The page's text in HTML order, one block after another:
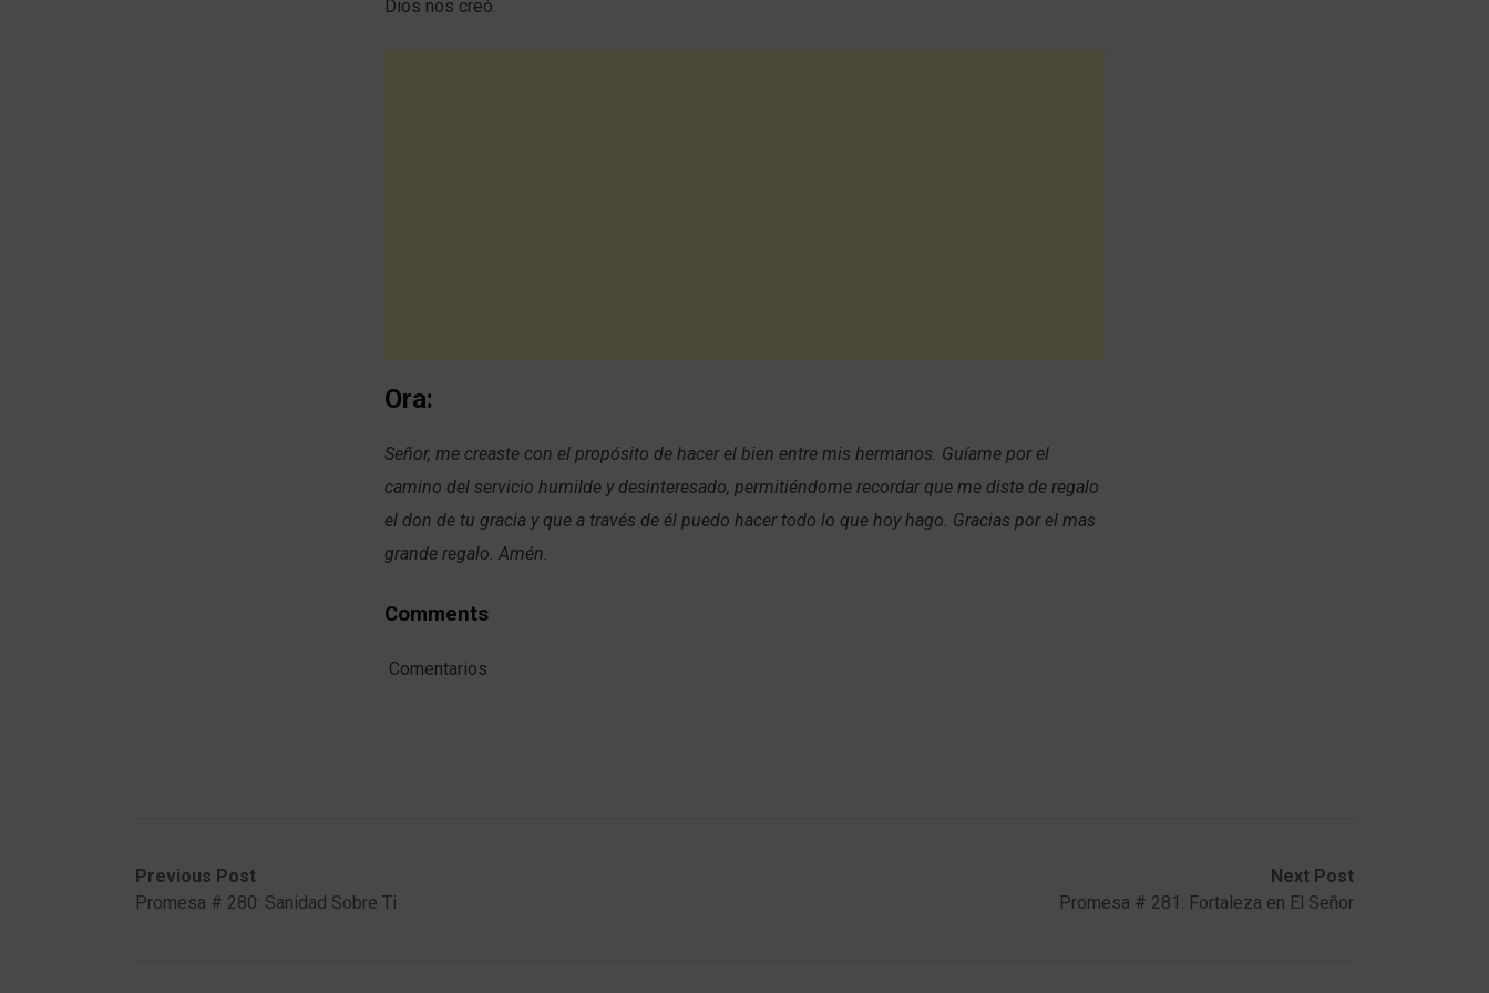
Dios nos creó.
Ora:
Señor, me creaste con el propósito de hacer el bien entre mis hermanos. Guíame por el
camino del servicio humilde y desinteresado, permitiéndome recordar que me diste de regalo
el don de tu gracia y que a través de él puedo hacer todo lo que hoy hago. Gracias por el mas
grande regalo. Amén.
Comments
Comentarios
Previous Post
Promesa # 280: Sanidad Sobre Ti
Next Post
Promesa # 281: Fortaleza en El Señor